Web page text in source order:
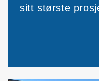
sitt største